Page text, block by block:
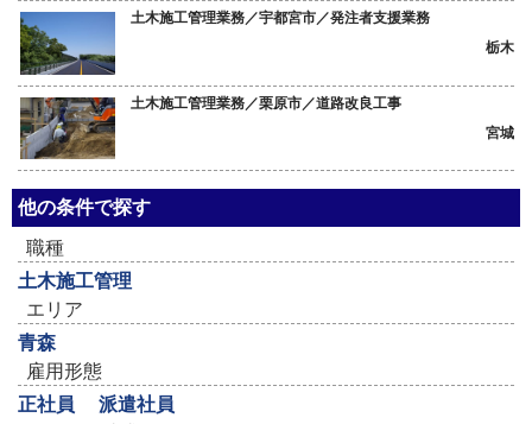
土木施工管理業務／宇都宮市／発注者支援業務
栃木
土木施工管理業務／栗原市／道路改良工事
宮城
他の条件で探す
職種
土木施工管理
エリア
青森
雇用形態
正社員
派遣社員